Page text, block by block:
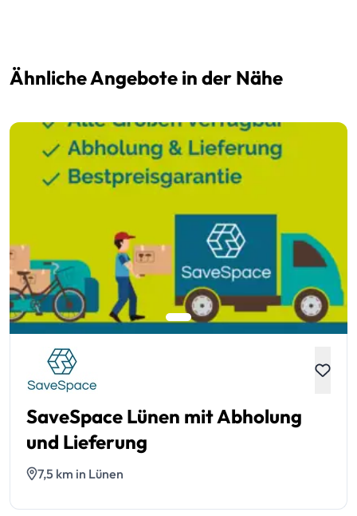
Ähnliche Angebote in der Nähe
SaveSpace Lünen mit Abholung
und Lieferung
7,5 km in Lünen